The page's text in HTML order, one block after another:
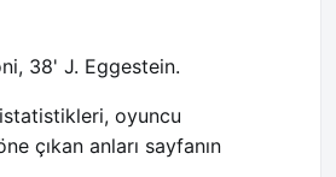
38' J. Eggestein.
oyuncu
çıkan anları sayfanın